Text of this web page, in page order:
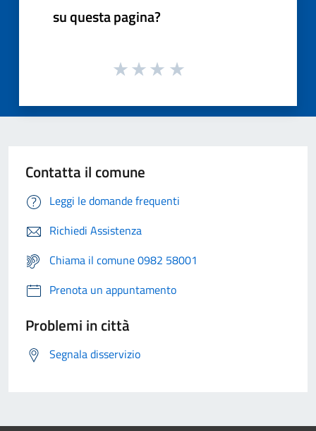
su questa pagina?
Contatta il comune
Leggi le domande frequenti
Richiedi Assistenza
Chiama il comune 0982 58001
Prenota un appuntamento
Problemi in città
Segnala disservizio